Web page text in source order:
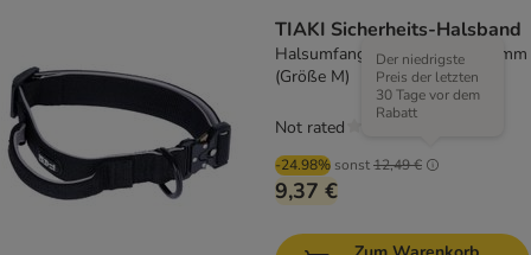
TIAKI Sicherheits-Halsband
Halsumfang 40 - 60 cm, B 30 mm
(Größe M)
-24.98% sonst12,49 €
Der niedrigste
Preis der letzten
30 Tage vor dem
Rabatt
9,37 €
Not rated